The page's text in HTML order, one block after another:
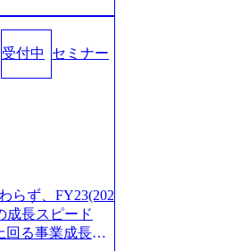
1度のアサイン
、なりたいキ
というテクノロ
アントへ価値
員数60名⇒100
成長中のファ
チャンスも多
成長機会が多
コンサルティン
、ITベンチャ
間単位で取得
白風寮と青風寮
入居基準＞ ・
方には住宅手
員が契約し、
8月13日(木) 1
す。 ● 求人名
理業務) ※主任
(製造・生産工
約で10件以上あ
は個人インセ
めのナレッジシ
2026年8月18
について詳しく
集めたい 働く
加ください。
てお話できる
いたします。
受付中 セミナー
らず、FY23(202
成長スピード
回る事業成⻑を